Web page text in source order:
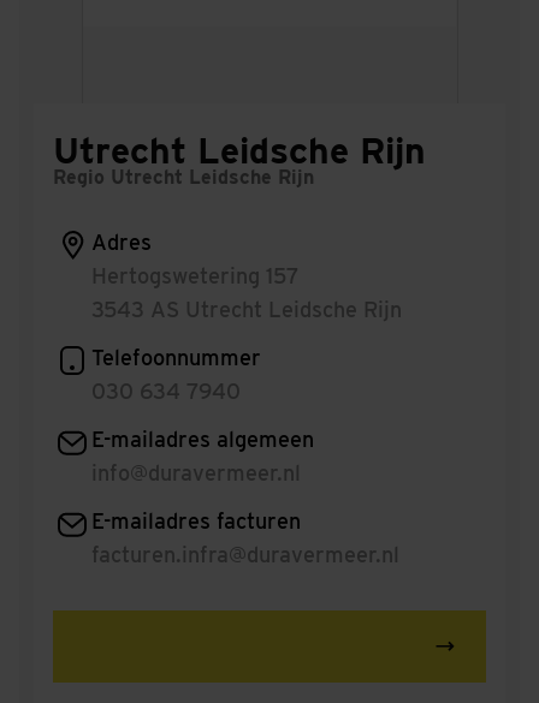
Utrecht Leidsche Rijn
Regio Utrecht Leidsche Rijn
Adres
Hertogswetering 157
3543 AS Utrecht Leidsche Rijn
Telefoonnummer
030 634 7940
E-mailadres algemeen
info@duravermeer.nl
E-mailadres facturen
facturen.infra@duravermeer.nl